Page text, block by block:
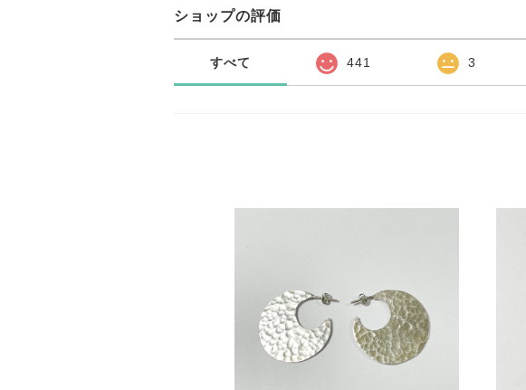
ショップの評価
すべて 441 3